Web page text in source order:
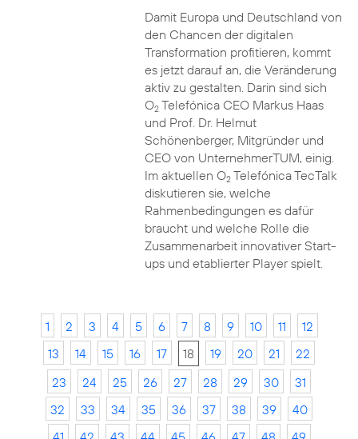
Damit Europa und Deutschland von
den Chancen der digitalen
Transformation profitieren, kommt
es jetzt darauf an, die Veränderung
aktiv zu gestalten. Darin sind sich
O2Telefónica CEO Markus Haas
und Prof. Dr. Helmut
Schönenberger, Mitgründer und
CEO von UnternehmerTUM, einig.
Im aktuellen O2Telefónica TecTalk
diskutieren sie, welche
Rahmenbedingungen es dafür
braucht und welche Rolle die
Zusammenarbeit innovativer Start-
ups und etablierter Player spielt.
1 2 3 4 5 6 7 8 9 10 11
12
13
14 15 16 17 18 19 20 21
22
23
24 25 26 27 28 29 30
31
32
33 34 35 36 37 38 39
40